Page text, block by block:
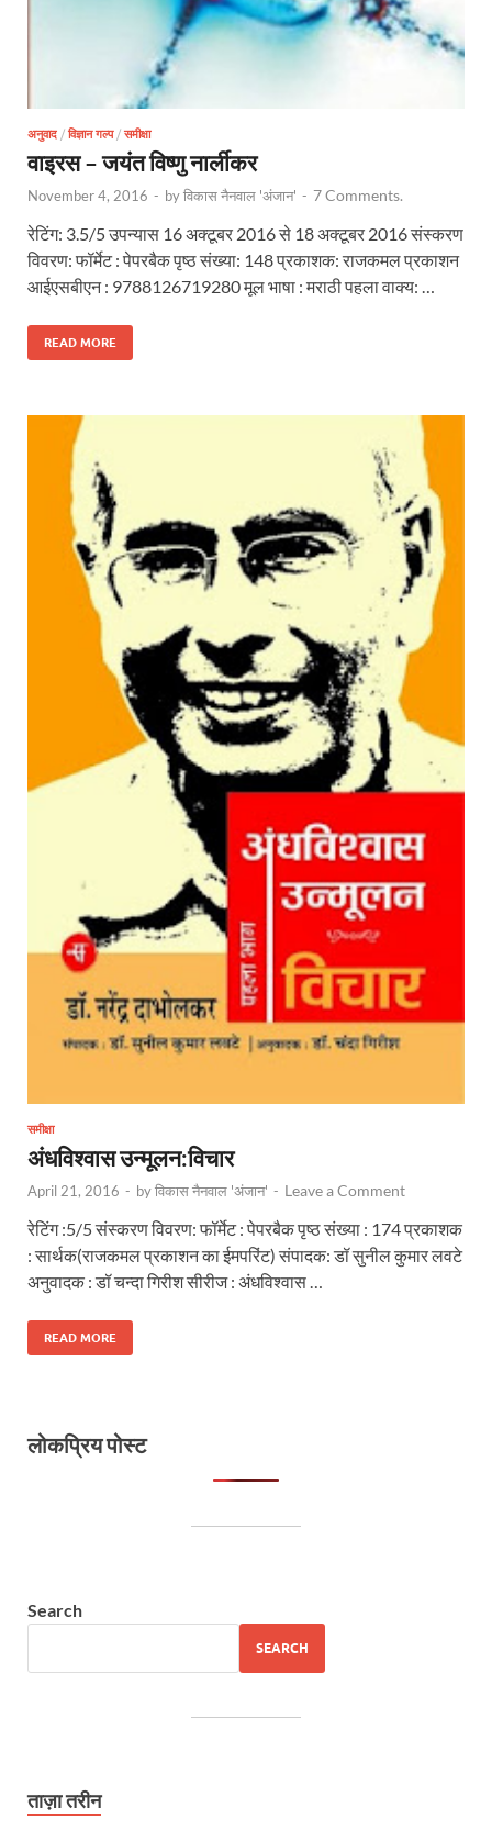
अनुवाद / विज्ञान गल्प/ समीक्षा
वाइरस – जयंत विष्णु नार्लीकर
November 4, 2016 - byविकास नैनवाल 'अंजान' - 7 Comments.
रेटिंग: 3.5/5 उपन्यास 16 अक्टूबर 2016 से 18 अक्टूबर 2016 संस्करण
विवरण: फॉर्मेट : पेपरबैक पृष्ठ संख्या: 148 प्रकाशक: राजकमल प्रकाशन
आईएसबीएन : 9788126719280 मूल भाषा : मराठी पहला वाक्य: …
READ MORE
समीक्षा
अंधविश्वास उन्मूलन:विचार
April 21, 2016 - byविकास नैनवाल 'अंजान' - Leave a Comment
रेटिंग :5/5 संस्करण विवरण: फॉर्मेट : पेपरबैक पृष्ठ संख्या : 174 प्रकाशक
: सार्थक(राजकमल प्रकाशन का ईमपरिंट) संपादक: डॉ सुनील कुमार लवटे
अनुवादक : डॉ चन्दा गिरीश सीरीज : अंधविश्वास …
READ MORE
लोकप्रिय पोस्ट
Search
SEARCH
ताज़ा तरीन